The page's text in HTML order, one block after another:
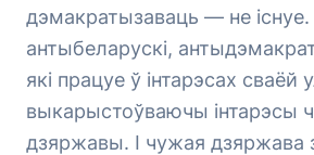
дэмакратызаваць — не існуе.
антыбеларускі,
які працуе ў інтарэсах сваёй
выкарыстоўваючы інтарэсы
дзяржавы. І чужая дзяржава